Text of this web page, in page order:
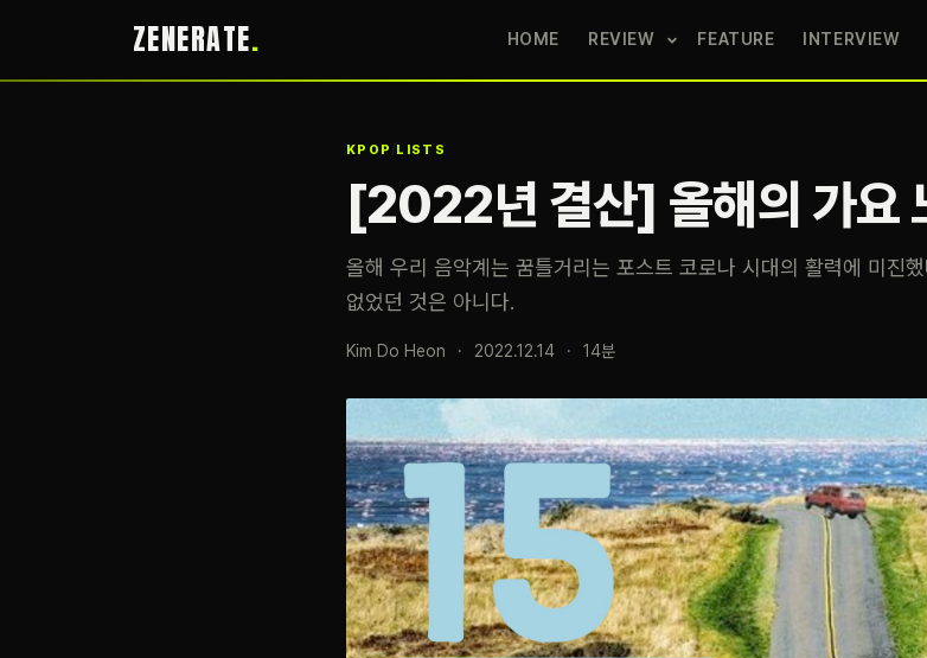
ZENERATE HOME REVIEW FEATURE INTERVIEW
KPOP /LISTS
[2022년 결산] 올해의 가요
올해 우리 음악계는 꿈틀거리는 포스트 코로나 시대의 활력에 미진
없었던 것은 아니다.
Kim Do Heon · 2022.12.14 · 14분